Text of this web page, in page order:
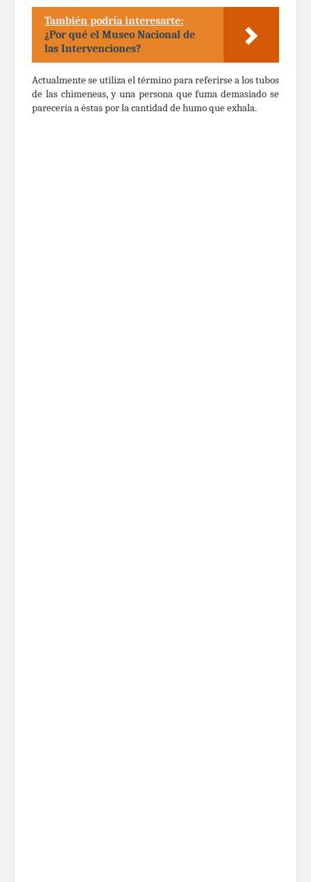
También podría interesarte:
¿Por qué el Museo Nacional de
las Intervenciones?
Actualmente se utiliza el término para referirse a los tubos
de las chimeneas, y una persona que fuma demasiado se
parecería a éstas por la cantidad de humo que exhala.